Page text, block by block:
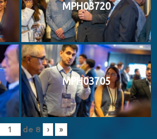
MPH03720
MPH03705
de 8 › »